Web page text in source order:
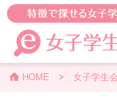
HOME > 女子学生